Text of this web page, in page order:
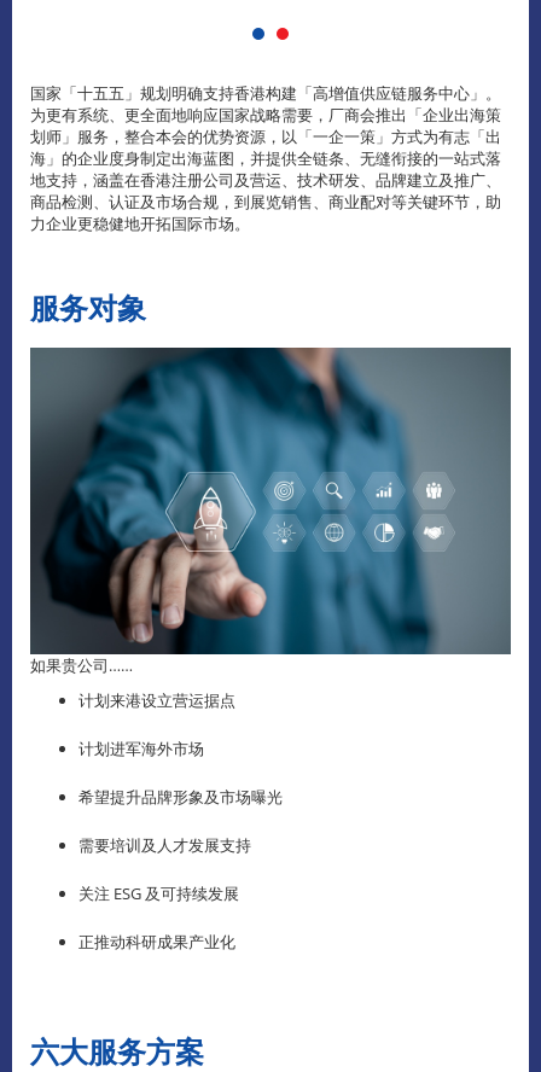
国家「十五五」规划明确支持香港构建「高增值供应链服务中心」。
为更有系统、更全面地响应国家战略需要，厂商会推出「企业出海策
划师」服务，整合本会的优势资源，以「一企一策」方式为有志「出
海」的企业度身制定出海蓝图，并提供全链条、无缝衔接的一站式落
地支持，涵盖在香港注册公司及营运、技术研发、品牌建立及推广、
商品检测、认证及市场合规，到展览销售、商业配对等关键环节，助
力企业更稳健地开拓国际市场。
服务对象
如果贵公司……
计划来港设立营运据点
计划进军海外市场
希望提升品牌形象及市场曝光
需要培训及人才发展支持
关注 ESG 及可持续发展
正推动科研成果产业化
六大服务方案